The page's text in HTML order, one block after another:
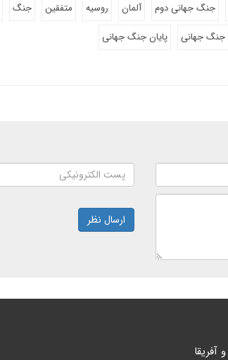
جنگ جهانی دوم آلمان روسیه متفقین جنگ
جنگ جهانی پایان جنگ جهانی
ارسال نظر
آفریقا